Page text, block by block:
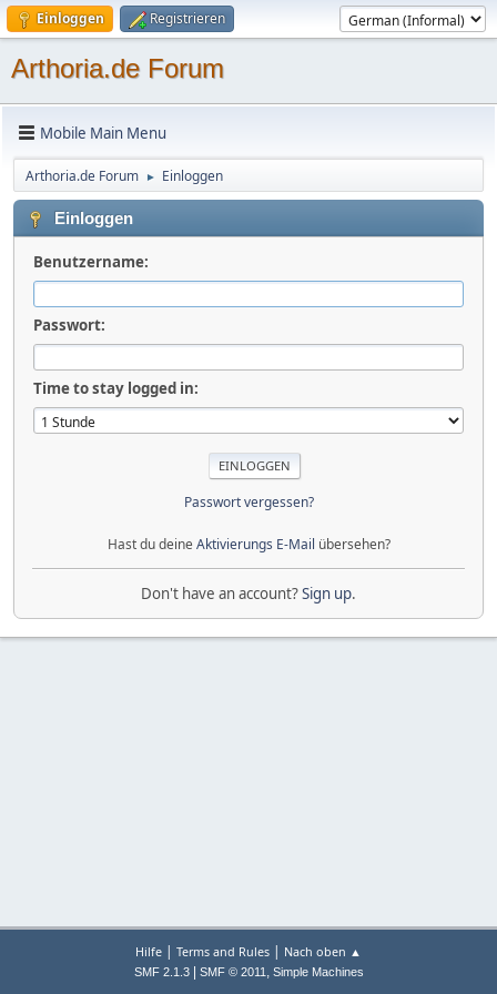
Einloggen Registrieren
Arthoria.de Forum
Mobile Main Menu
Arthoria.de Forum ► Einloggen
Einloggen
Benutzername:
Passwort:
Time to stay logged in:
Passwort vergessen?
Hast du deine Aktivierungs E-Mail übersehen?
Don't have an account?Sign up.
Hilfe | Terms and Rules | Nach oben ▲
SMF 2.1.3| SMF © 2011, Simple Machines